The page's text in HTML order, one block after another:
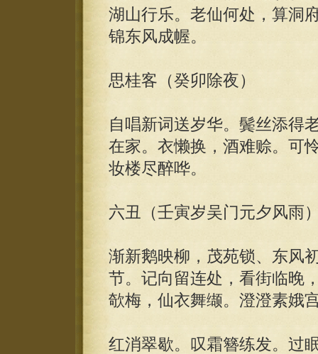
湖山行乐。老仙何处，算洞
锦东风成幄。
思桂客（癸卯除夜）
自唱新词送岁华。鬓丝添得
在家。衣懒换，酒难赊。可
妆楼尽醉哗。
六丑（壬寅岁吴门元夕风雨
渐新鹅映柳，茂苑锁、东风
节。记向留连处，看街临晚
欹梅，仙衣舞缬。澄澄素娥
红消翠歇。叹霜簪练发。过